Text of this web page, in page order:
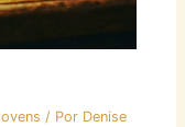
/ Por Denise